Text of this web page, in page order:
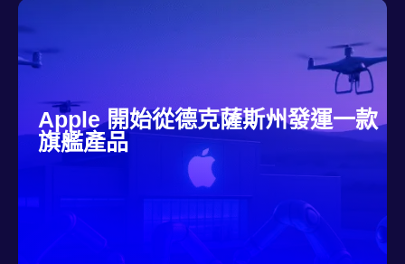
Apple 開始從德克薩斯州發運一款
旗艦產品